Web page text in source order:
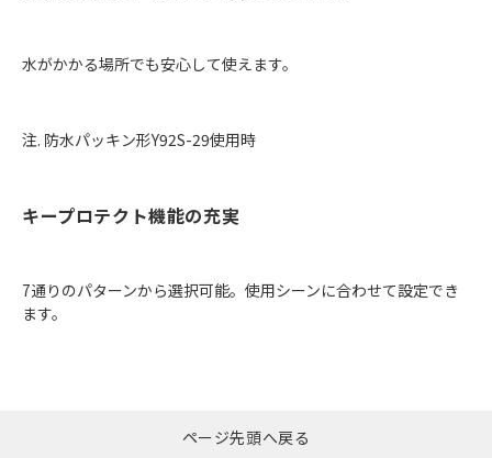
水がかかる場所でも安心して使えます。
注. 防水パッキン形Y92S-29使用時
キープロテクト機能の充実
7通りのパターンから選択可能。使用シーンに合わせて設定でき
ます。
ページ先頭へ戻る